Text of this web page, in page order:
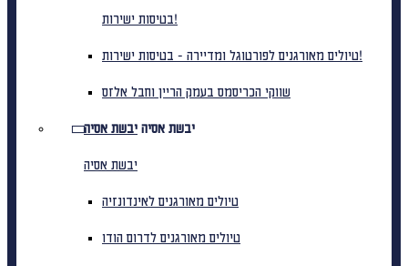
בטיסות ישירות!
טיולים מאורגנים לפורטוגל ומדיירה - בטיסות ישירות!
שווקי הכריסמס בעמק הריין וחבל אלזס
יבשת אסיה יבשת אסיה
יבשת אסיה
טיולים מאורגנים לאינדונזיה
טיולים מאורגנים לדרום הודו